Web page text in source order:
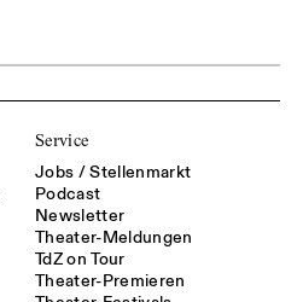
Service
Jobs / Stellenmarkt
Podcast
Newsletter
Theater-Meldungen
TdZ on Tour
Theater-Premieren